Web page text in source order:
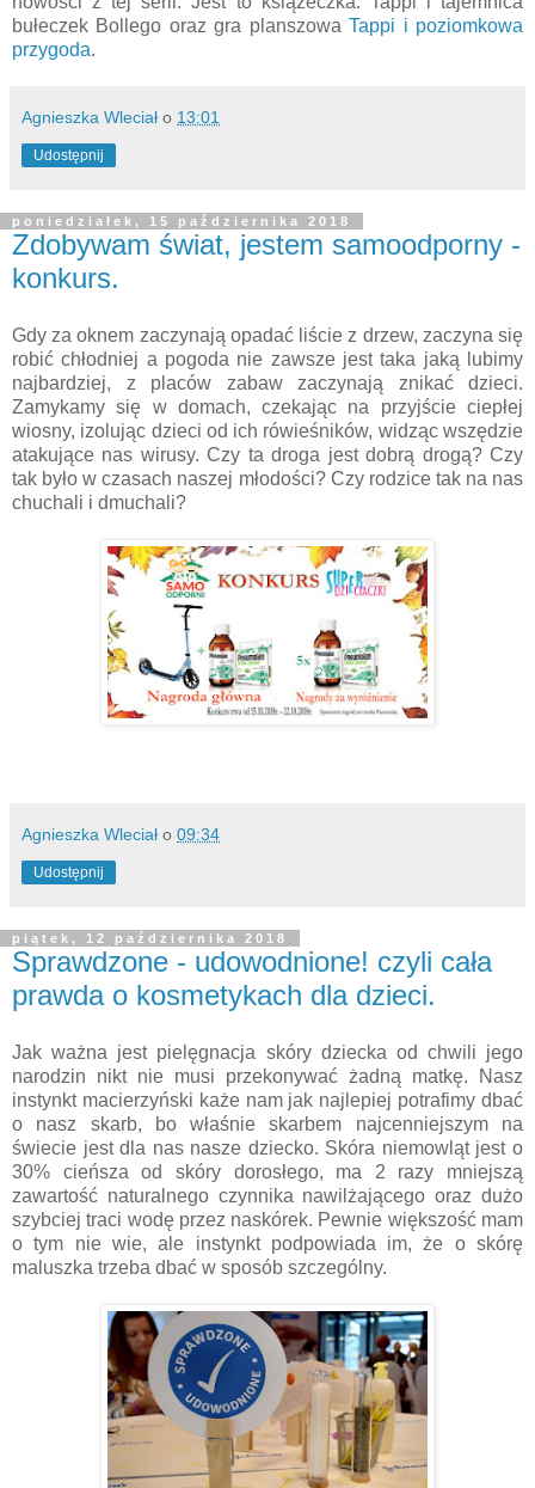
bułeczek Bollego oraz gra planszowaTappi i poziomkowa
przygoda.
Agnieszka Wleciał o 13:01
Udostępnij
poniedziałek, 15 października 2018
Zdobywam świat, jestem samoodporny -
konkurs.
Gdy za oknem zaczynają opadać liście z drzew, zaczyna się
robić chłodniej a pogoda nie zawsze jest taka jaką lubimy
najbardziej, z placów zabaw zaczynają znikać dzieci.
Zamykamy się w domach, czekając na przyjście ciepłej
wiosny, izolując dzieci od ich rówieśników, widząc wszędzie
atakujące nas wirusy. Czy ta droga jest dobrą drogą? Czy
tak było w czasach naszej młodości? Czy rodzice tak na nas
chuchali i dmuchali?
Agnieszka Wleciał o 09:34
Udostępnij
piątek, 12 października 2018
Sprawdzone - udowodnione! czyli cała
prawda o kosmetykach dla dzieci.
Jak ważna jest pielęgnacja skóry dziecka od chwili jego
narodzin nikt nie musi przekonywać żadną matkę. Nasz
instynkt macierzyński każe nam jak najlepiej potrafimy dbać
o nasz skarb, bo właśnie skarbem najcenniejszym na
świecie jest dla nas nasze dziecko. Skóra niemowląt jest o
30% cieńsza od skóry dorosłego, ma 2 razy mniejszą
zawartość naturalnego czynnika nawilżającego oraz dużo
szybciej traci wodę przez naskórek. Pewnie większość mam
o tym nie wie, ale instynkt podpowiada im, że o skórę
maluszka trzeba dbać w sposób szczególny.